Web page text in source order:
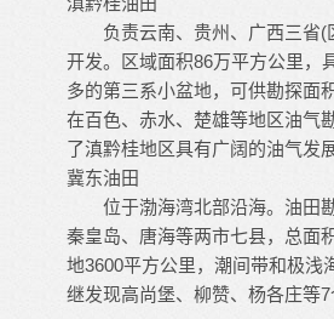
负责云南、贵州、广西三省(
开发。区域面积86万平方公里，
多的第三系小盆地，可供勘探面
在百色、赤水、楚雄等地区油气
了滇黔桂地区具有广阔的油气发
冀东油田
位于渤海湾北部沿海。油田勘
秦皇岛、唐海等两市七县，总面
地3600平方公里，潮间带和极浅
继发现高尚堡、柳赞、杨各庄等7